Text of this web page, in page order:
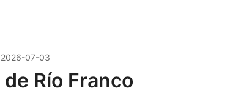
2026-07-03
de Río Franco